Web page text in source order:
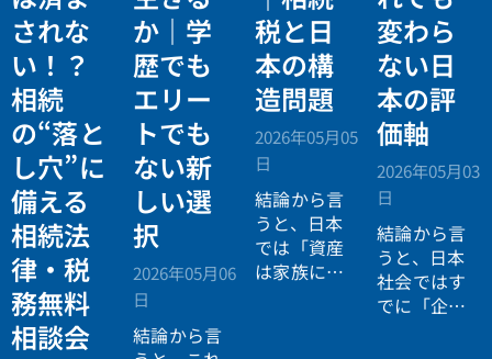
されな
い！？
相続
の“落と
し穴”に
備える
相続法
律・税
務無料
相談会
か｜学
歴でも
エリー
トでも
ない新
しい選
択
2026年05月06
日
結論から言
税と日
本の構
造問題
2026年05月05
日
結論から言
うと、日本
では「資産
は家族に引
変わら
ない日
本の評
価軸
2026年05月03
日
結論から言
うと、日本
社会ではす
でに「企業